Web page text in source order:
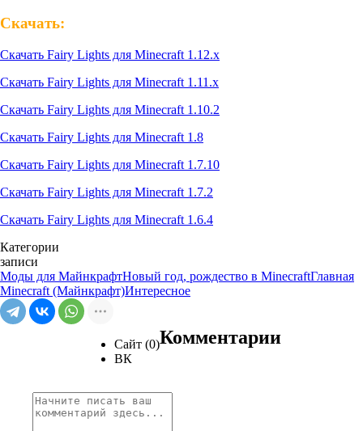
Скачать:
Скачать Fairy Lights для Minecraft 1.12.x
Скачать Fairy Lights для Minecraft 1.11.x
Скачать Fairy Lights для Minecraft 1.10.2
Скачать Fairy Lights для Minecraft 1.8
Скачать Fairy Lights для Minecraft 1.7.10
Скачать Fairy Lights для Minecraft 1.7.2
Скачать Fairy Lights для Minecraft 1.6.4
Категории
записи
Моды для МайнкрафтНовый год, рождество в MinecraftГлавная
Minecraft (Майнкрафт)Интересное
Сайт (0)
ВК
Комментарии